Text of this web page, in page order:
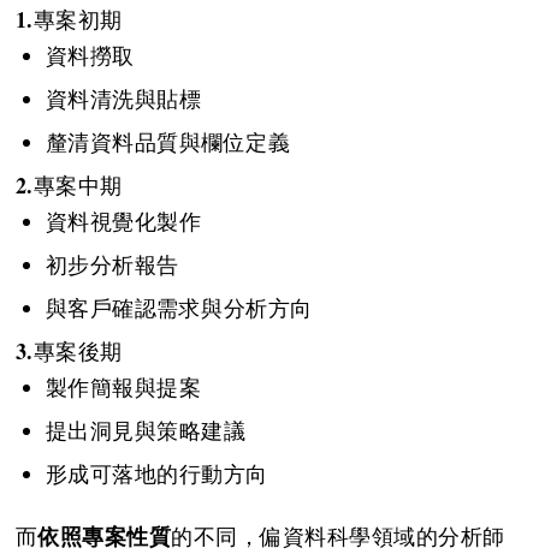
1.專案初期
資料撈取
資料清洗與貼標
釐清資料品質與欄位定義
2.專案中期
資料視覺化製作
初步分析報告
與客戶確認需求與分析方向
3.專案後期
製作簡報與提案
提出洞見與策略建議
形成可落地的行動方向
而依照專案性質的不同，偏資料科學領域的分析師